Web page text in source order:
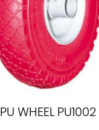
PU WHEEL PU1002